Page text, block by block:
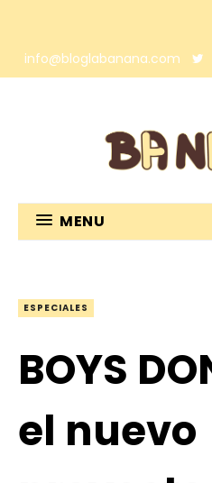
info@bloglabanana.com
MENU
ESPECIALES
BOYS
el nuevo